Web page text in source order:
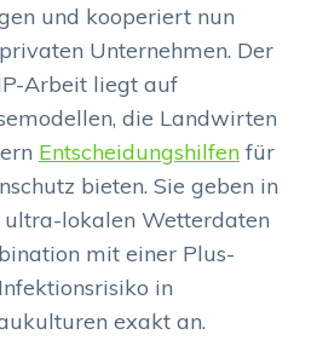
und kooperiert nun
Unternehmen. Der
Arbeit liegt auf
die Landwirten
Entscheidungshilfenfür
bieten. Sie geben in
lokalen Wetterdaten
mit einer Plus-
in
exakt an.